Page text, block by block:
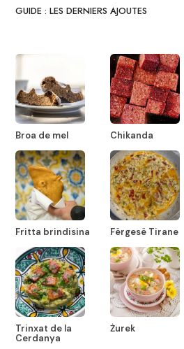
GUIDE : LES DERNIERS AJOUTES
Broa de mel Chikanda
Fritta brindisina Fërgesë Tirane
Trinxat de la
Cerdanya
Żurek